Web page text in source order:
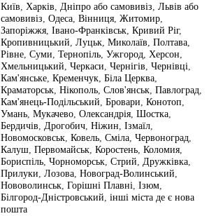
Київ, Харків, Дніпро або самовивіз, Львів або
самовивіз, Одеса, Вінниця, Житомир,
Запоріжжя, Івано-Франківськ, Кривий Ріг,
Кропивницький, Луцьк, Миколаїв, Полтава,
Рівне, Суми, Тернопіль, Ужгород, Херсон,
Хмельницький, Черкаси, Чернігів, Чернівці,
Кам'янське, Кременчук, Біла Церква,
Краматорськ, Нікополь, Слов'янськ, Павлоград,
Кам'янець-Подільський, Бровари, Конотоп,
Умань, Мукачево, Олександрія, Шостка,
Бердичів, Дрогобич, Ніжин, Ізмаїл,
Новомосковськ, Ковель, Сміла, Червоноград,
Калуш, Первомайськ, Коростень, Коломия,
Бориспіль, Чорноморськ, Стрий, Дружківка,
Прилуки, Лозова, Новоград-Волинський,
Нововолинськ, Горішні Плавні, Ізюм,
Білгород-Дністровський, інші міста де є нова
пошта